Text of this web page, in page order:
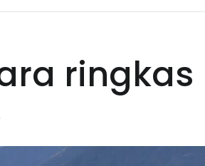
ringkas